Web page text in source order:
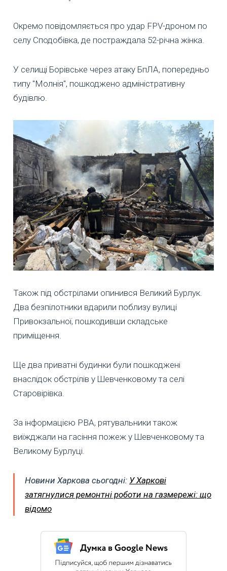
Окремо повідомляється про удар FPV-дроном по
селу Сподобівка, де постраждала 52-річна жінка.
У селищі Борівське через атаку БпЛА, попередньо
типу "Молнія", пошкоджено адміністративну
будівлю.
Також під обстрілами опинився Великий Бурлук.
Два безпілотники вдарили поблизу вулиці
Привокзальної, пошкодивши складське
приміщення.
Ще два приватні будинки були пошкоджені
внаслідок обстрілів у Шевченковому та селі
Старовірівка.
За інформацією РВА, рятувальники також
виїжджали на гасіння пожеж у Шевченковому та
Великому Бурлуці.
Новини Харкова сьогодні: У Харкові
затягнулися ремонтні роботи на газмережі: що
відомо